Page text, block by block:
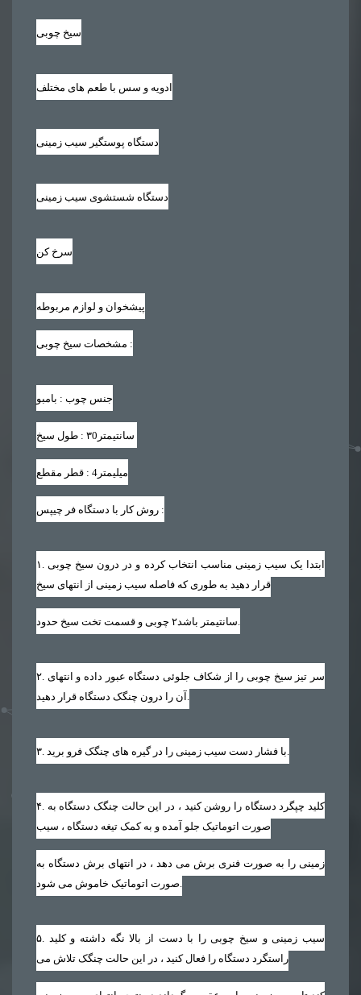
سیخ چوبی
ادویه و سس با طعم های مختلف
دستگاه پوستگیر سیب زمینی
دستگاه شستشوی سیب زمینی
سرخ کن
پیشخوان و لوازم مربوطه
مشخصات سیخ چوبی :
جنس چوب : بامبو
طول سیخ : ۳0 سانتیمتر
قطر مقطع : 4 میلیمتر
روش کار با دستگاه فر چیپس :
۱
قرار دهید به طوری که فاصله سیب زمینی از انتهای سیخ
۲سانتیمتر باشد
۲
۳
۴
صورت اتوماتیک جلو آمده و به کمک تیغه دستگاه ، سیب
زمینی را به صورت فنری برش می دهد ، در انتهای برش دستگاه به
۵
راستگرد دستگاه را فعال کنید ، در این حالت چنگک تلاش می